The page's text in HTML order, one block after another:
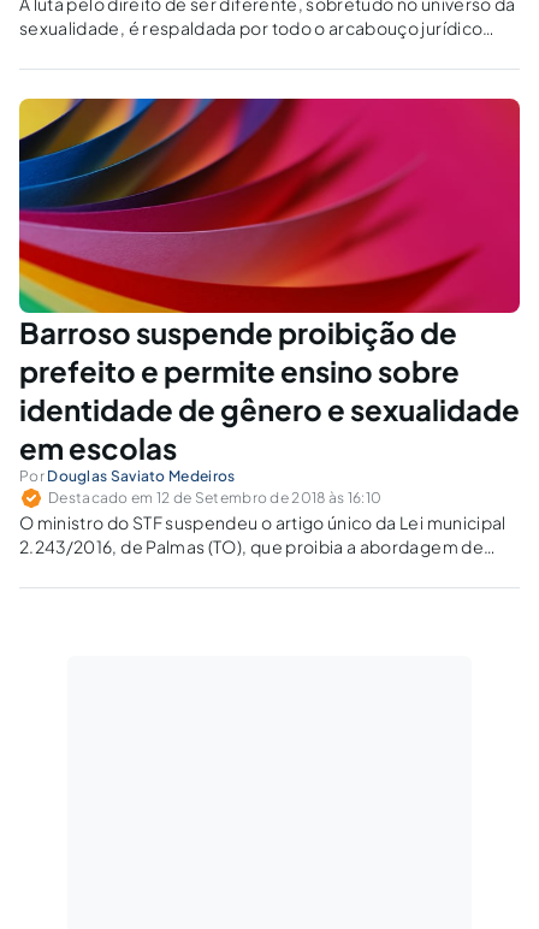
sexualidade, é respaldada por todo o arcabouço jurídico
Barroso suspende proibição de
prefeito e permite ensino sobre
identidade de gênero e sexualidade
em escolas
Por Douglas Saviato Medeiros
Destacado em 12 de Setembro de 2018 às 16:10
O ministro do STF suspendeu o artigo único da Lei municipal
2.243/2016, de Palmas (TO), que proibia a abordagem de
magistrado, é um dever do Estado assegurar o ensino plural